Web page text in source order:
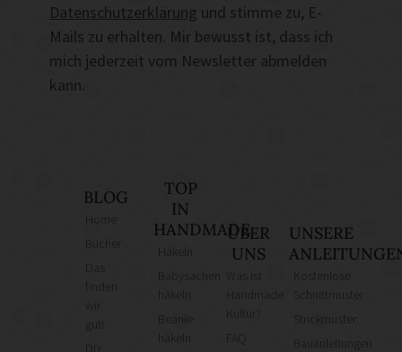
Datenschutzerklärung und stimme zu, E-
Mails zu erhalten. Mir bewusst ist, dass ich
mich jederzeit vom Newsletter abmelden
kann.
BLOG
finden
gut!
TOP
IN
HANDMADE
häkeln
ÜBER
UNS
Was ist
Kultur?
UNSERE
Kostenlose
Schnittmuster
Strickmuster
Bauanleitungen